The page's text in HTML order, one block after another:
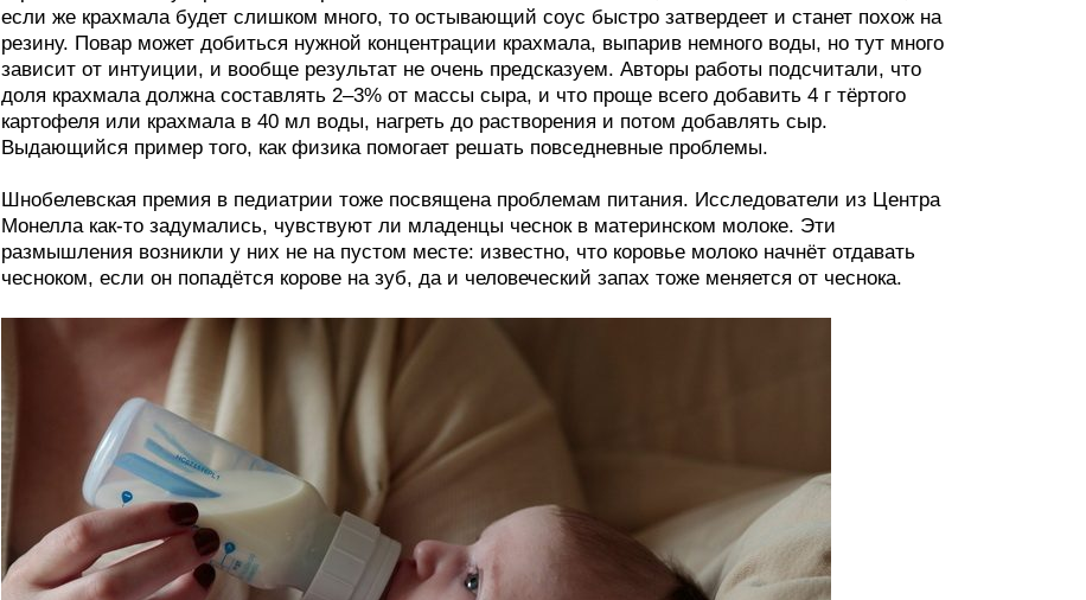
если же крахмала будет слишком много, то остывающий соус быстро затвердеет и станет похож на
резину. Повар может добиться нужной концентрации крахмала, выпарив немного воды, но тут много
зависит от интуиции, и вообще результат не очень предсказуем. Авторы работы подсчитали, что
доля крахмала должна составлять 2–3% от массы сыра, и что проще всего добавить 4 г тёртого
картофеля или крахмала в 40 мл воды, нагреть до растворения и потом добавлять сыр.
Выдающийся пример того, как физика помогает решать повседневные проблемы.
Шнобелевская премия в педиатрии тоже посвящена проблемам питания. Исследователи из Центра
Монелла как-то задумались, чувствуют ли младенцы чеснок в материнском молоке. Эти
размышления возникли у них не на пустом месте: известно, что коровье молоко начнёт отдавать
чесноком, если он попадётся корове на зуб, да и человеческий запах тоже меняется от чеснока.